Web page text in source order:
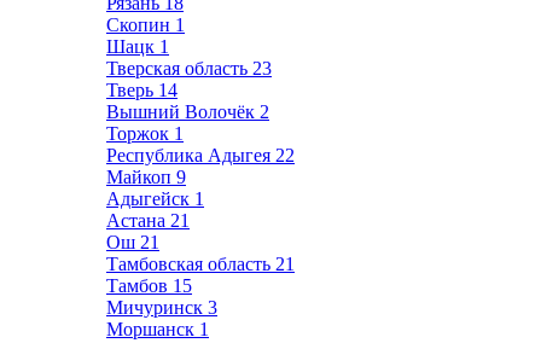
Скопин 1
Шацк 1
Тверская область 23
Тверь 14
Вышний Волочёк 2
Торжок 1
Республика Адыгея 22
Майкоп 9
Адыгейск 1
Астана 21
Ош 21
Тамбовская область 21
Тамбов 15
Мичуринск 3
Моршанск 1